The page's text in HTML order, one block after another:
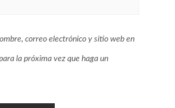
correo electrónico y sitio web en
la próxima vez que haga un